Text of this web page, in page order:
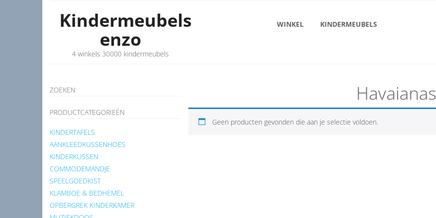
Kindermeubels
enzo
4 winkels 30000 kindermeubels
WINKEL KINDERMEUBELS
ZOEKEN
PRODUCTCATEGORIEËN
KINDERTAFELS
AANKLEEDKUSSENHOES
KINDERKUSSEN
COMMODEMANDJE
SPEELGOEDKIST
KLAMBOE & BEDHEMEL
OPBERGREK KINDERKAMER
Havaianas
Geen producten gevonden die aan je selectie voldoen.